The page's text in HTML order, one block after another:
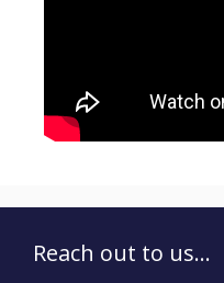
Reach out to us...